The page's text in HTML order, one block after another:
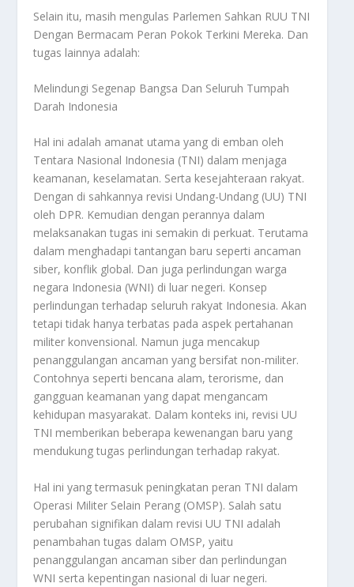
Selain itu, masih mengulas Parlemen Sahkan RUU TNI
Dengan Bermacam Peran Pokok Terkini Mereka. Dan
tugas lainnya adalah:
Melindungi Segenap Bangsa Dan Seluruh Tumpah
Darah Indonesia
Hal ini adalah amanat utama yang di emban oleh
Tentara Nasional Indonesia (TNI) dalam menjaga
keamanan, keselamatan. Serta kesejahteraan rakyat.
Dengan di sahkannya revisi Undang-Undang (UU) TNI
oleh DPR. Kemudian dengan perannya dalam
melaksanakan tugas ini semakin di perkuat. Terutama
dalam menghadapi tantangan baru seperti ancaman
siber, konflik global. Dan juga perlindungan warga
negara Indonesia (WNI) di luar negeri. Konsep
perlindungan terhadap seluruh rakyat Indonesia. Akan
tetapi tidak hanya terbatas pada aspek pertahanan
militer konvensional. Namun juga mencakup
penanggulangan ancaman yang bersifat non-militer.
Contohnya seperti bencana alam, terorisme, dan
gangguan keamanan yang dapat mengancam
kehidupan masyarakat. Dalam konteks ini, revisi UU
TNI memberikan beberapa kewenangan baru yang
mendukung tugas perlindungan terhadap rakyat.
Hal ini yang termasuk peningkatan peran TNI dalam
Operasi Militer Selain Perang (OMSP). Salah satu
perubahan signifikan dalam revisi UU TNI adalah
penambahan tugas dalam OMSP, yaitu
penanggulangan ancaman siber dan perlindungan
WNI serta kepentingan nasional di luar negeri.